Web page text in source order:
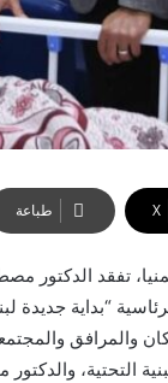
‫X طباعة
تفقد
“بداية جديدة
التحتية،